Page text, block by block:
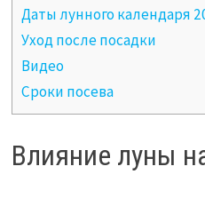
Даты лунного календаря
Уход после посадки
Видео
Сроки посева
Влияние луны